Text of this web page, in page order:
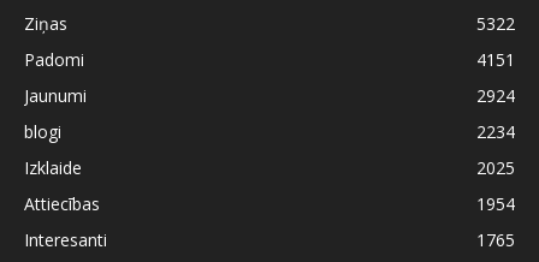
Ziņas
5322
Padomi
4151
Jaunumi
2924
blogi
2234
Izklaide
2025
Attiecības
1954
Interesanti
1765